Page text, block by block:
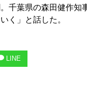
千葉県の森田健作
く」と話した。
LINE